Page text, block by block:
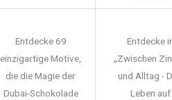
Entdecke 69
einzigartige Motive,
die die Magie der
Dubai-Schokolade
Entdecke
„Zwischen
und Alltag -
Leben auf